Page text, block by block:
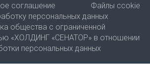
соглашение
Файлы ccokie
персональных данных
общества с ограниченной
«ХОЛДИНГ «СЕНАТОР» в отношении
персональных данных